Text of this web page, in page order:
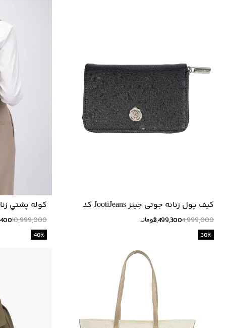
کیف پول زنانه جوتی جینز JootiJeans کد
42974051
4,999,000
3,499,300تومانــ
30%
كوله پشتي زنانه
10,999,000
40%